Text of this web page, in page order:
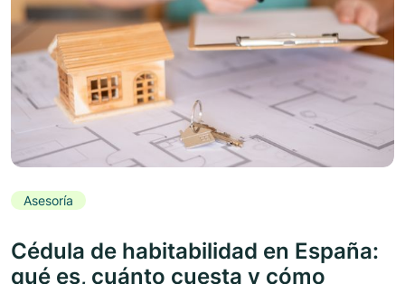
Asesoría
Cédula de habitabilidad en España:
qué es, cuánto cuesta y cómo